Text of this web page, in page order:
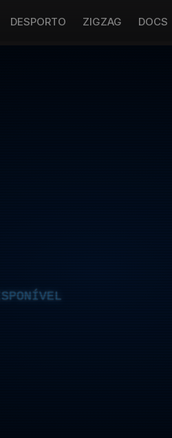
DESPORTO ZIGZAG DOCS